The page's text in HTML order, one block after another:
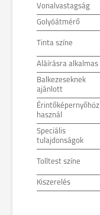
Vonalvastagság
Golyóátmérő
Tinta színe
Aláírásra alkalmas
Balkezeseknek
ajánlott
Érintőképernyőhöz
használ
Speciális
tulajdonságok
Tolltest színe
Kiszerelés